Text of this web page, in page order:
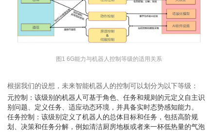
图1 6G能力与机器人控制等级的适用关系
根据我们的设想，未来智能机器人的控制可以划分为以下等级：
元控制：该级别的机器人可基于角色、任务和规则的元定义自主识
别问题、定义任务、适应动态环境，并具备实时态势感知能力。
任务控制：该级别定义了机器人的总体目标和任务，包括高阶规
划、决策和任务分解，例如清洁厨房地板或者来一杯低热量的气泡